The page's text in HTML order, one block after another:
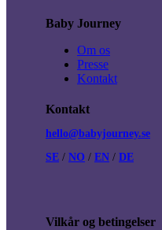
Baby Journey
Om os
Presse
Kontakt
Kontakt
hello@babyjourney.se
SE / NO / EN / DE
Vilkår og betingelser